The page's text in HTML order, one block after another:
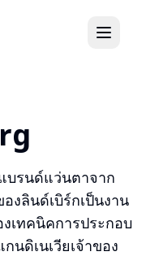
บรนด์แว่นตาจาก
งลินด์เบิร์กเป็นงาน
เทคนิคการประกอบ
นดิเนเวียเจ้าของ